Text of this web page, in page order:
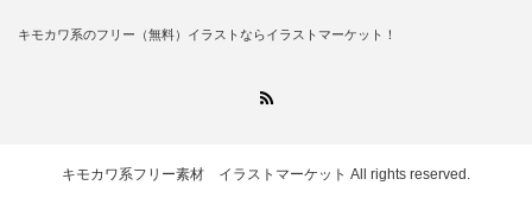
キモカワ系のフリー（無料）イラストならイラストマーケット！
キモカワ系フリー素材 イラストマーケット All rights reserved.